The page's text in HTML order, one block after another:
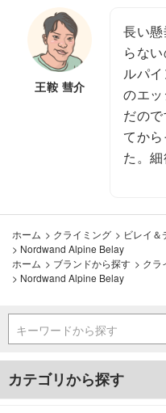
王鞍 彗介
長い
らな
ルパ
のエ
だの
てか
た。
ホーム > クライミング > ビレイ＆
> Nordwand Alpine Belay
ホーム > ブランドから探す > クラ
> Nordwand Alpine Belay
キーワードから探す
カテゴリから探す